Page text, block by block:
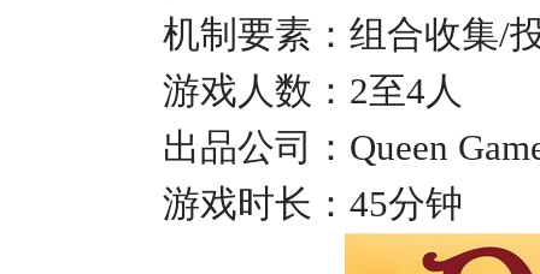
机制要素：组合收集/
游戏人数： 2至4人
出品公司： Queen
游戏时长： 45分钟